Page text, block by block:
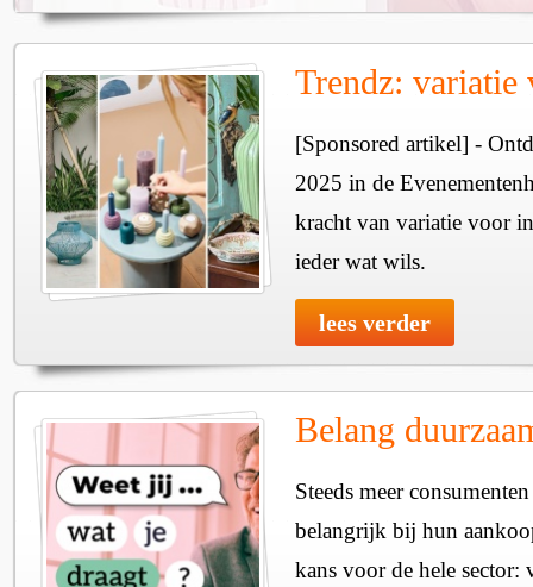
Trendz: variatie
[Sponsored artikel] -
2025 in de
kracht van variatie voor
ieder wat wils.
lees verder
Belang
Steeds meer
belangrijk bij hun
kans voor de hele sector: